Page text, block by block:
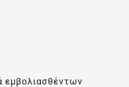
εμβολιασθέντων